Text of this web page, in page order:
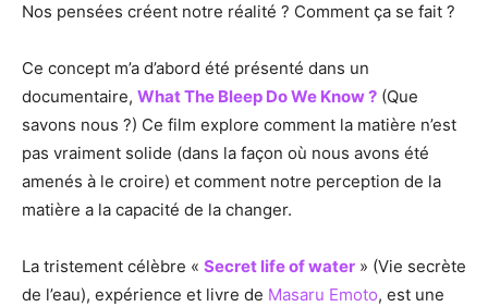
Nos pensées créent notre réalité ? Comment ça se fait ?
Ce concept m’a d’abord été présenté dans un
documentaire, What The Bleep Do We Know ? (Que
savons nous ?) Ce film explore comment la matière n’est
pas vraiment solide (dans la façon où nous avons été
amenés à le croire) et comment notre perception de la
matière a la capacité de la changer.
La tristement célèbre « Secret life of water » (Vie secrète
de l’eau), expérience et livre de Masaru Emoto, est une